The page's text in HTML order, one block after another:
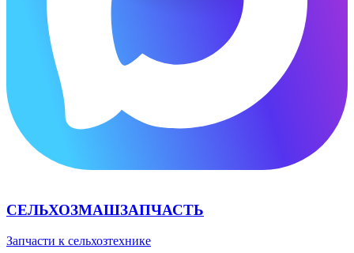
СЕЛЬХОЗМАШЗАПЧАСТЬ
Запчасти к сельхозтехнике